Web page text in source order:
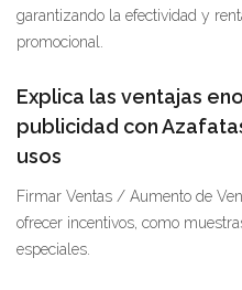
garantizando la efectividad y
promocional.
Explica las ventajas
publicidad con
usos
Firmar Ventas / Aumento de
ofrecer incentivos, como
especiales.